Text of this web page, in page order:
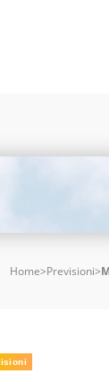
Home>Previsioni>